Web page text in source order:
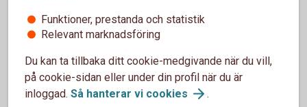
en regional. De globala branschfonderna har med andra ord
oftast en lägre risk, än de regionala, där även svängningarna
i avkastning kan vara större.
Funktioner, prestanda och statistik
Relevant marknadsföring
Du kan ta tillbaka ditt cookie-medgivande när du vill,
på cookie-sidan eller under din profil när du är
inloggad. Så hanterar vi cookies .